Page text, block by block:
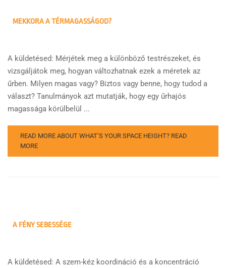
MEKKORA A TÉRMAGASSÁGOD?
A küldetésed: Mérjétek meg a különböző testrészeket, és
vizsgáljátok meg, hogyan változhatnak ezek a méretek az
űrben. Milyen magas vagy? Biztos vagy benne, hogy tudod a
választ? Tanulmányok azt mutatják, hogy egy űrhajós
magassága körülbelül ...
READ MORE ABOUT WHAT’S YOUR SPACE HEIGHT? READ
MORE
A FÉNY SEBESSÉGE
A küldetésed: A szem-kéz koordináció és a koncentráció